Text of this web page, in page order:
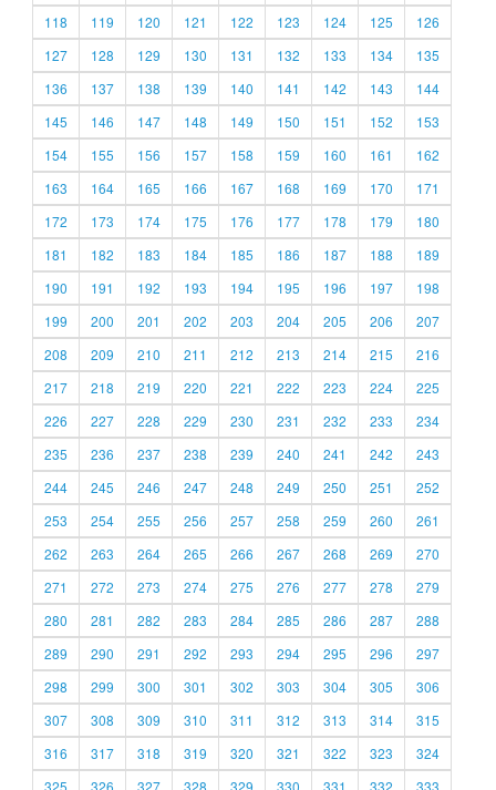
118
119 120 121 122 123 124 125
126
127
128 129 130 131 132 133 134
135
136
137 138 139 140 141 142 143
144
145
146 147 148 149 150 151 152
153
154
155 156 157 158 159 160 161
162
163
164 165 166 167 168 169 170
171
172
173 174 175 176 177 178 179
180
181
182 183 184 185 186 187 188
189
190
191 192 193 194 195 196 197
198
199
200 201 202 203 204 205 206
207
208
209 210 211 212 213 214 215
216
217
218 219 220 221 222 223 224
225
226
227 228 229 230 231 232 233
234
235
236 237 238 239 240 241 242
243
244
245 246 247 248 249 250 251
252
253
254 255 256 257 258 259 260
261
262
263 264 265 266 267 268 269
270
271
272 273 274 275 276 277 278
279
280
281 282 283 284 285 286 287
288
289
290 291 292 293 294 295 296
297
298
299 300 301 302 303 304 305
306
307
308 309 310 311 312 313 314
315
316
317 318 319 320 321 322 323
324
325
326 327 328 329 330 331 332 333